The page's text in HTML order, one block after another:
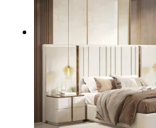
Noah
Daris
Soho
Enzo
Kyara
New
Zenit